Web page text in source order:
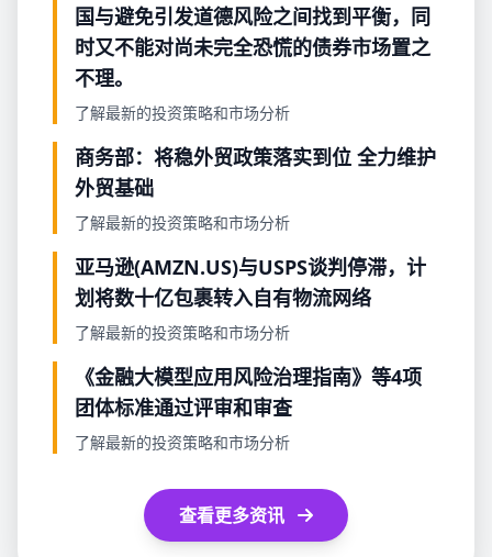
国与避免引发道德风险之间找到平衡，同
时又不能对尚未完全恐慌的债券市场置之
不理。
了解最新的投资策略和市场分析
商务部：将稳外贸政策落实到位 全力维护
外贸基础
了解最新的投资策略和市场分析
亚马逊(AMZN.US)与USPS谈判停滞，计
划将数十亿包裹转入自有物流网络
了解最新的投资策略和市场分析
《金融大模型应用风险治理指南》等4项
团体标准通过评审和审查
了解最新的投资策略和市场分析
查看更多资讯